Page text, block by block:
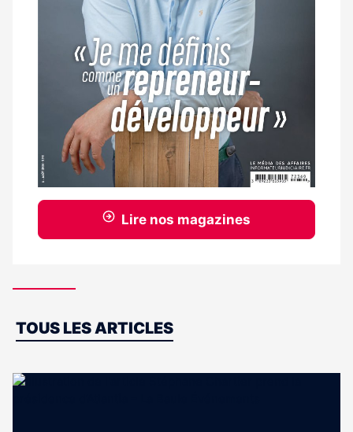
Lire nos magazines
Dernières
TOUS LES ARTICLES